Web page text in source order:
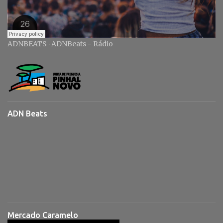
ADNBEATS · ADNBeats - Rádio
ADN Beats
Mercado Caramelo